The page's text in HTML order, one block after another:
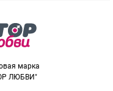
марка
ЛЮБВИ"